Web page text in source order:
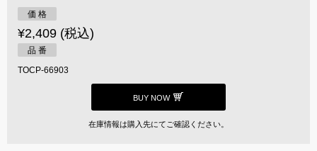
価 格
¥2,409 (税込)
品 番
TOCP-66903
BUY NOW
在庫情報は購入先にてご確認ください。